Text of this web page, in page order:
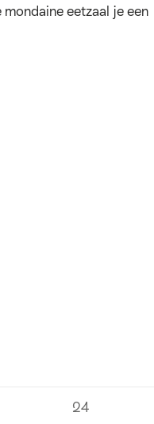
eetzaal je een
24